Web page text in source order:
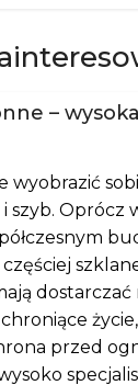
–
wyobrazić
i szyb. Oprócz
przed